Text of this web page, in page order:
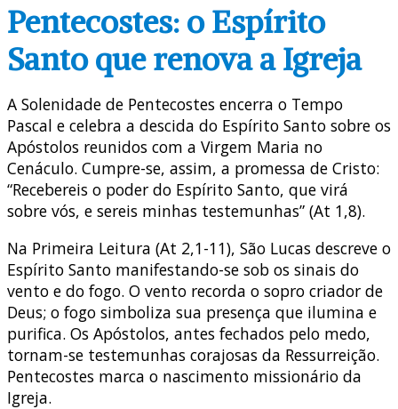
Pentecostes: o Espírito
Santo que renova a Igreja
A Solenidade de Pentecostes encerra o Tempo
Pascal e celebra a descida do Espírito Santo sobre os
Apóstolos reunidos com a Virgem Maria no
Cenáculo. Cumpre-se, assim, a promessa de Cristo:
“Recebereis o poder do Espírito Santo, que virá
sobre vós, e sereis minhas testemunhas” (At 1,8).
Na Primeira Leitura (At 2,1-11), São Lucas descreve o
Espírito Santo manifestando-se sob os sinais do
vento e do fogo. O vento recorda o sopro criador de
Deus; o fogo simboliza sua presença que ilumina e
purifica. Os Apóstolos, antes fechados pelo medo,
tornam-se testemunhas corajosas da Ressurreição.
Pentecostes marca o nascimento missionário da
Igreja.